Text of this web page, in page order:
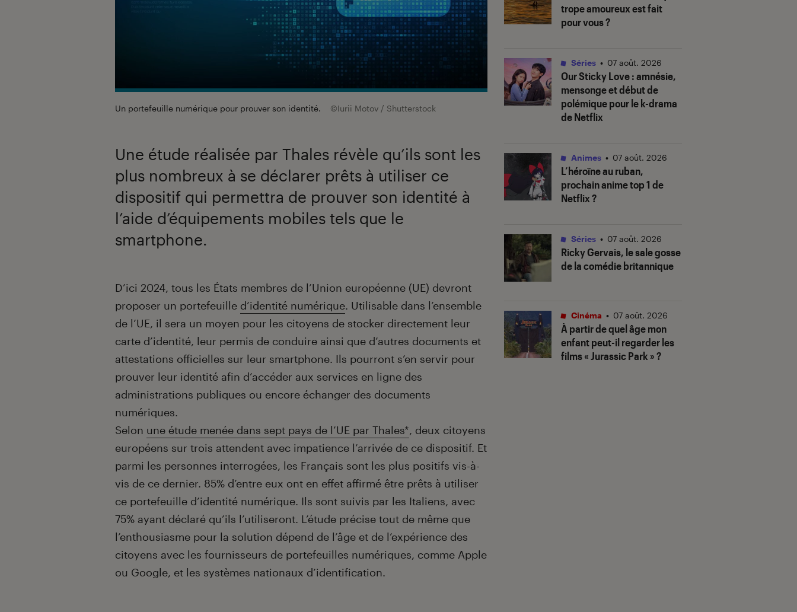
Un portefeuille numérique pour prouver son identité. ©Iurii Motov / Shutterstock
Une étude réalisée par Thales révèle qu’ils sont les
plus nombreux à se déclarer prêts à utiliser ce
dispositif qui permettra de prouver son identité à
l’aide d’équipements mobiles tels que le
smartphone.
Introduction
D’ici 2024, tous les États membres de l’Union européenne (UE) devront
proposer un portefeuille d’identité numérique. Utilisable dans l’ensemble
de l’UE, il sera un moyen pour les citoyens de stocker directement leur
carte d’identité, leur permis de conduire ainsi que d’autres documents et
attestations officielles sur leur smartphone. Ils pourront s’en servir pour
prouver leur identité afin d’accéder aux services en ligne des
administrations publiques ou encore échanger des documents
numériques.
Selon une étude menée dans sept pays de l’UE par Thales*, deux citoyens
européens sur trois attendent avec impatience l’arrivée de ce dispositif. Et
parmi les personnes interrogées, les Français sont les plus positifs vis-à-
vis de ce dernier. 85% d’entre eux ont en effet affirmé être prêts à utiliser
ce portefeuille d’identité numérique. Ils sont suivis par les Italiens, avec
75% ayant déclaré qu’ils l’utiliseront. L’étude précise tout de même que
l’enthousiasme pour la solution dépend de l’âge et de l’expérience des
citoyens avec les fournisseurs de portefeuilles numériques, comme Apple
ou Google, et les systèmes nationaux d’identification.
trope amoureux est fait
pour vous ?
Our Sticky Love: amnésie,
mensonge et début de
polémique pour le k-drama
de Netflix
Séries • 07 août. 2026
L’héroïne au ruban,
prochain anime top 1 de
Netflix ?
Animes • 07 août. 2026
Ricky Gervais, le sale gosse
de la comédie britannique
Séries • 07 août. 2026
À partir de quel âge mon
enfant peut-il regarder les
films « Jurassic Park » ?
Cinéma • 07 août. 2026